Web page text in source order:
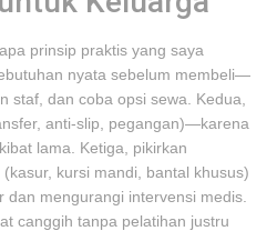
prinsip praktis yang saya
nyata sebelum membeli—
staf, dan coba opsi sewa. Kedua,
anti-slip, pegangan)—karena
lama. Ketiga, pikirkan
kursi mandi, bantal khusus)
mengurangi intervensi medis.
canggih tanpa pelatihan justru